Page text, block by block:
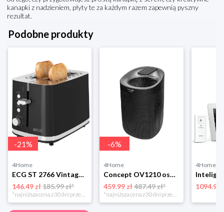
kanapki z nadzieniem, płyty te za każdym razem zapewnią pyszny
rezultat.
Podobne produkty
-21%
4Home
ECG ST 2766 Vintage Nero toster 4-Home
146.49 zł185.99 zł*
*najniższa cena z 30 dni przed obniżką
-6%
4Home
Concept OV1210 osuszacz i oczyszczacz powietrza Perfect Air, czarny
459.99 zł 487.49 zł*
*najniższa cena z 30 dni przed obniżką
4Home
1094.99